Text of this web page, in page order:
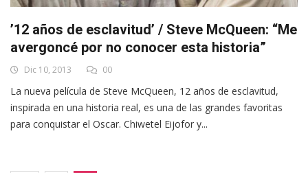
’12 años de esclavitud’ / Steve McQueen: “Me
avergoncé por no conocer esta historia”
Dic 10, 2013 00
La nueva película de Steve McQueen, 12 años de esclavitud,
inspirada en una historia real, es una de las grandes favoritas
para conquistar el Oscar. Chiwetel Eijofor y...